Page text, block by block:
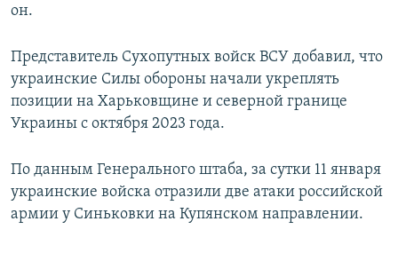
он.
Представитель Сухопутных войск ВСУ добавил, что
украинские Силы обороны начали укреплять
позиции на Харьковщине и северной границе
Украины с октября 2023 года.
По данным Генерального штаба, за сутки 11 января
украинские войска отразили две атаки российской
армии у Синьковки на Купянском направлении.